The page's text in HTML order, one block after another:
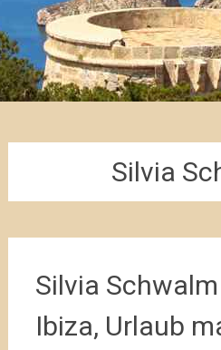
Silvia
Silvia
Ibiza, Urlaub